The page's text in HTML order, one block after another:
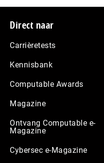
Footer
Direct naar
Carrièretests
Kennisbank
Computable Awards
Magazine
Ontvang Computable e-
Magazine
Cybersec e-Magazine